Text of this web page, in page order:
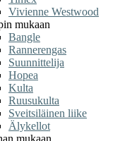
Vivienne Westwood
mukaan
Bangle
Rannerengas
Suunnittelija
Hopea
Kulta
Ruusukulta
Sveitsiläinen liike
Älykellot
mukaan